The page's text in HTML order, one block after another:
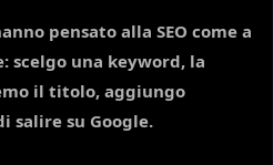
pensato alla SEO come a
scelgo una keyword, la
il titolo, aggiungo
salire su Google.